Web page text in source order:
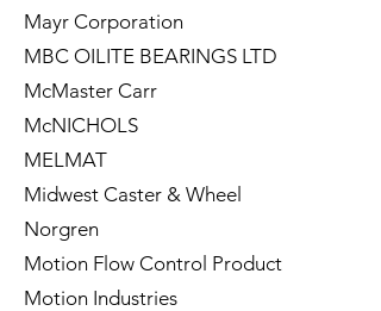
Mayr Corporation
MBC OILITE BEARINGS LTD
McMaster Carr
McNICHOLS
MELMAT
Midwest Caster & Wheel
Norgren
Motion Flow Control Product
Motion Industries